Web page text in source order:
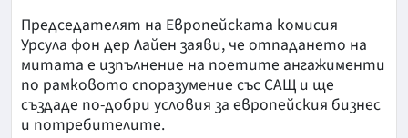
Председателят на Европейската комисия
Урсула фон дер Лайен заяви, че отпадането на
митата е изпълнение на поетите ангажименти
по рамковото споразумение със САЩ и ще
създаде по-добри условия за европейския бизнес
и потребителите.